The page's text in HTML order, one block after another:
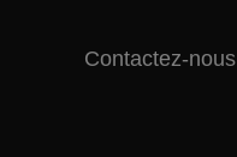
Contactez-nous